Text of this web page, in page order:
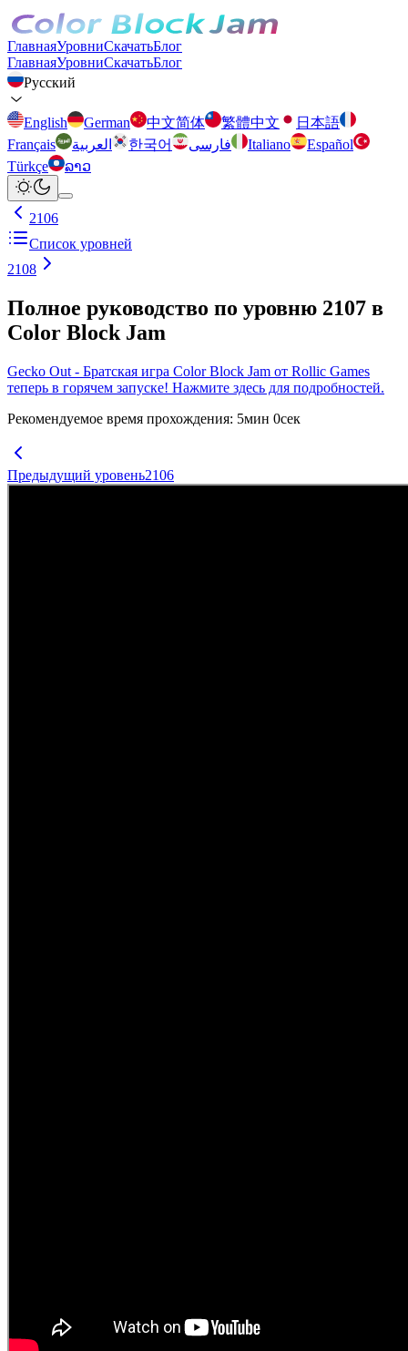
ГлавнаяУровниСкачатьБлог
ГлавнаяУровниСкачатьБлог
Русский
English German 中文简体 繁體中文
日本語
Français
العربية 한국어 فارسی Italiano
Español
Türkçe
ລາວ
2106
Список уровней
2108
Полное руководство по уровню 2107 в
Color Block Jam
Gecko Out - Братская игра Color Block Jam от Rollic Games
теперь в горячем запуске! Нажмите здесь для подробностей.
Рекомендуемое время прохождения: 5мин 0сек
Предыдущий уровень2106